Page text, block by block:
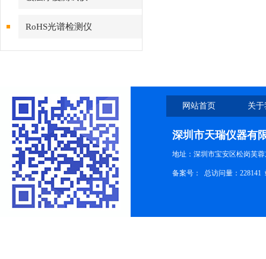
RoHS光谱检测仪
网站首页 关
深圳市天瑞仪器有
地址：深圳市宝安区松岗芙
备案号： 总访问量：228141